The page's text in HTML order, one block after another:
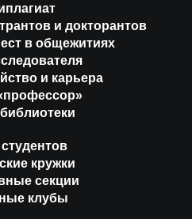
и докторантов
в общежитиях
и карьера
кружки
секции
клубы